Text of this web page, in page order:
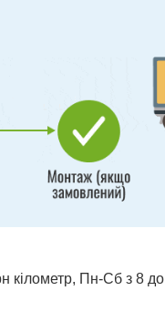
кілометр, Пн-Сб з 8 до